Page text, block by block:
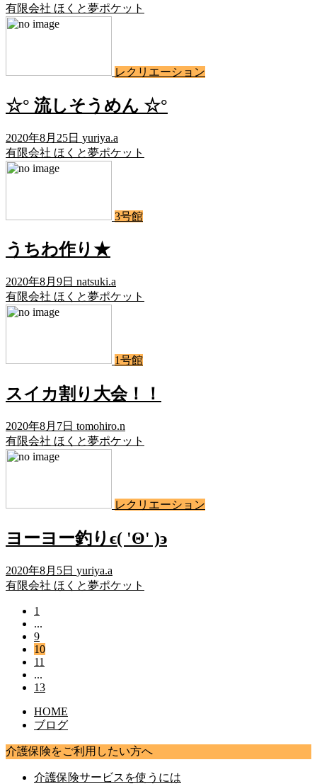
有限会社 ほくと夢ポケット
レクリエーション
☆° 流しそうめん ☆°
2020年8月25日 yuriya.a
有限会社 ほくと夢ポケット
3号館
うちわ作り★
2020年8月9日 natsuki.a
有限会社 ほくと夢ポケット
1号館
スイカ割り大会！！
2020年8月7日 tomohiro.n
有限会社 ほくと夢ポケット
レクリエーション
ヨーヨー釣りϵ( 'Θ' )϶
2020年8月5日 yuriya.a
有限会社 ほくと夢ポケット
1
...
9
10
11
...
13
HOME
ブログ
介護保険をご利用したい方へ
介護保険サービスを使うには